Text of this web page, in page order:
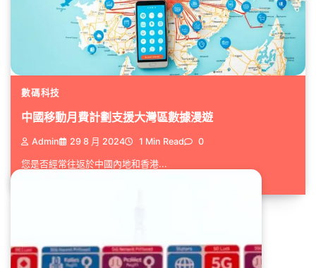
數碼科技
中國移動月費計劃支援大灣區數據漫遊
Admin 29 8 月 2024 1 Min Read 0
您是否經常往返於中國內地和香港...